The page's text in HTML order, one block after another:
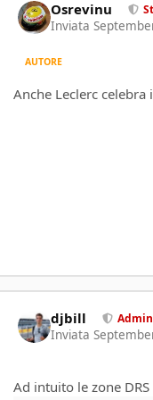
Osrevinu
Inviata
AUTORE
Anche Leclerc celebra
djbill Admin
Inviata
Ad intuito le zone